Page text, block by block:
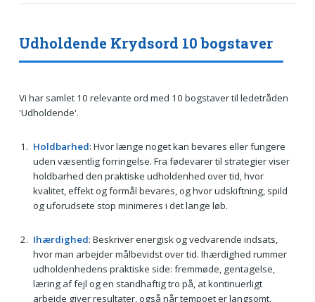
Udholdende Krydsord 10 bogstaver
Vi har samlet 10 relevante ord med 10 bogstaver til ledetråden
'Udholdende'.
Holdbarhed: Hvor længe noget kan bevares eller fungere
uden væsentlig forringelse. Fra fødevarer til strategier viser
holdbarhed den praktiske udholdenhed over tid, hvor
kvalitet, effekt og formål bevares, og hvor udskiftning, spild
og uforudsete stop minimeres i det lange løb.
Ihærdighed: Beskriver energisk og vedvarende indsats,
hvor man arbejder målbevidst over tid. Ihærdighed rummer
udholdenhedens praktiske side: fremmøde, gentagelse,
læring af fejl og en standhaftig tro på, at kontinuerligt
arbejde giver resultater, også når tempoet er langsomt.